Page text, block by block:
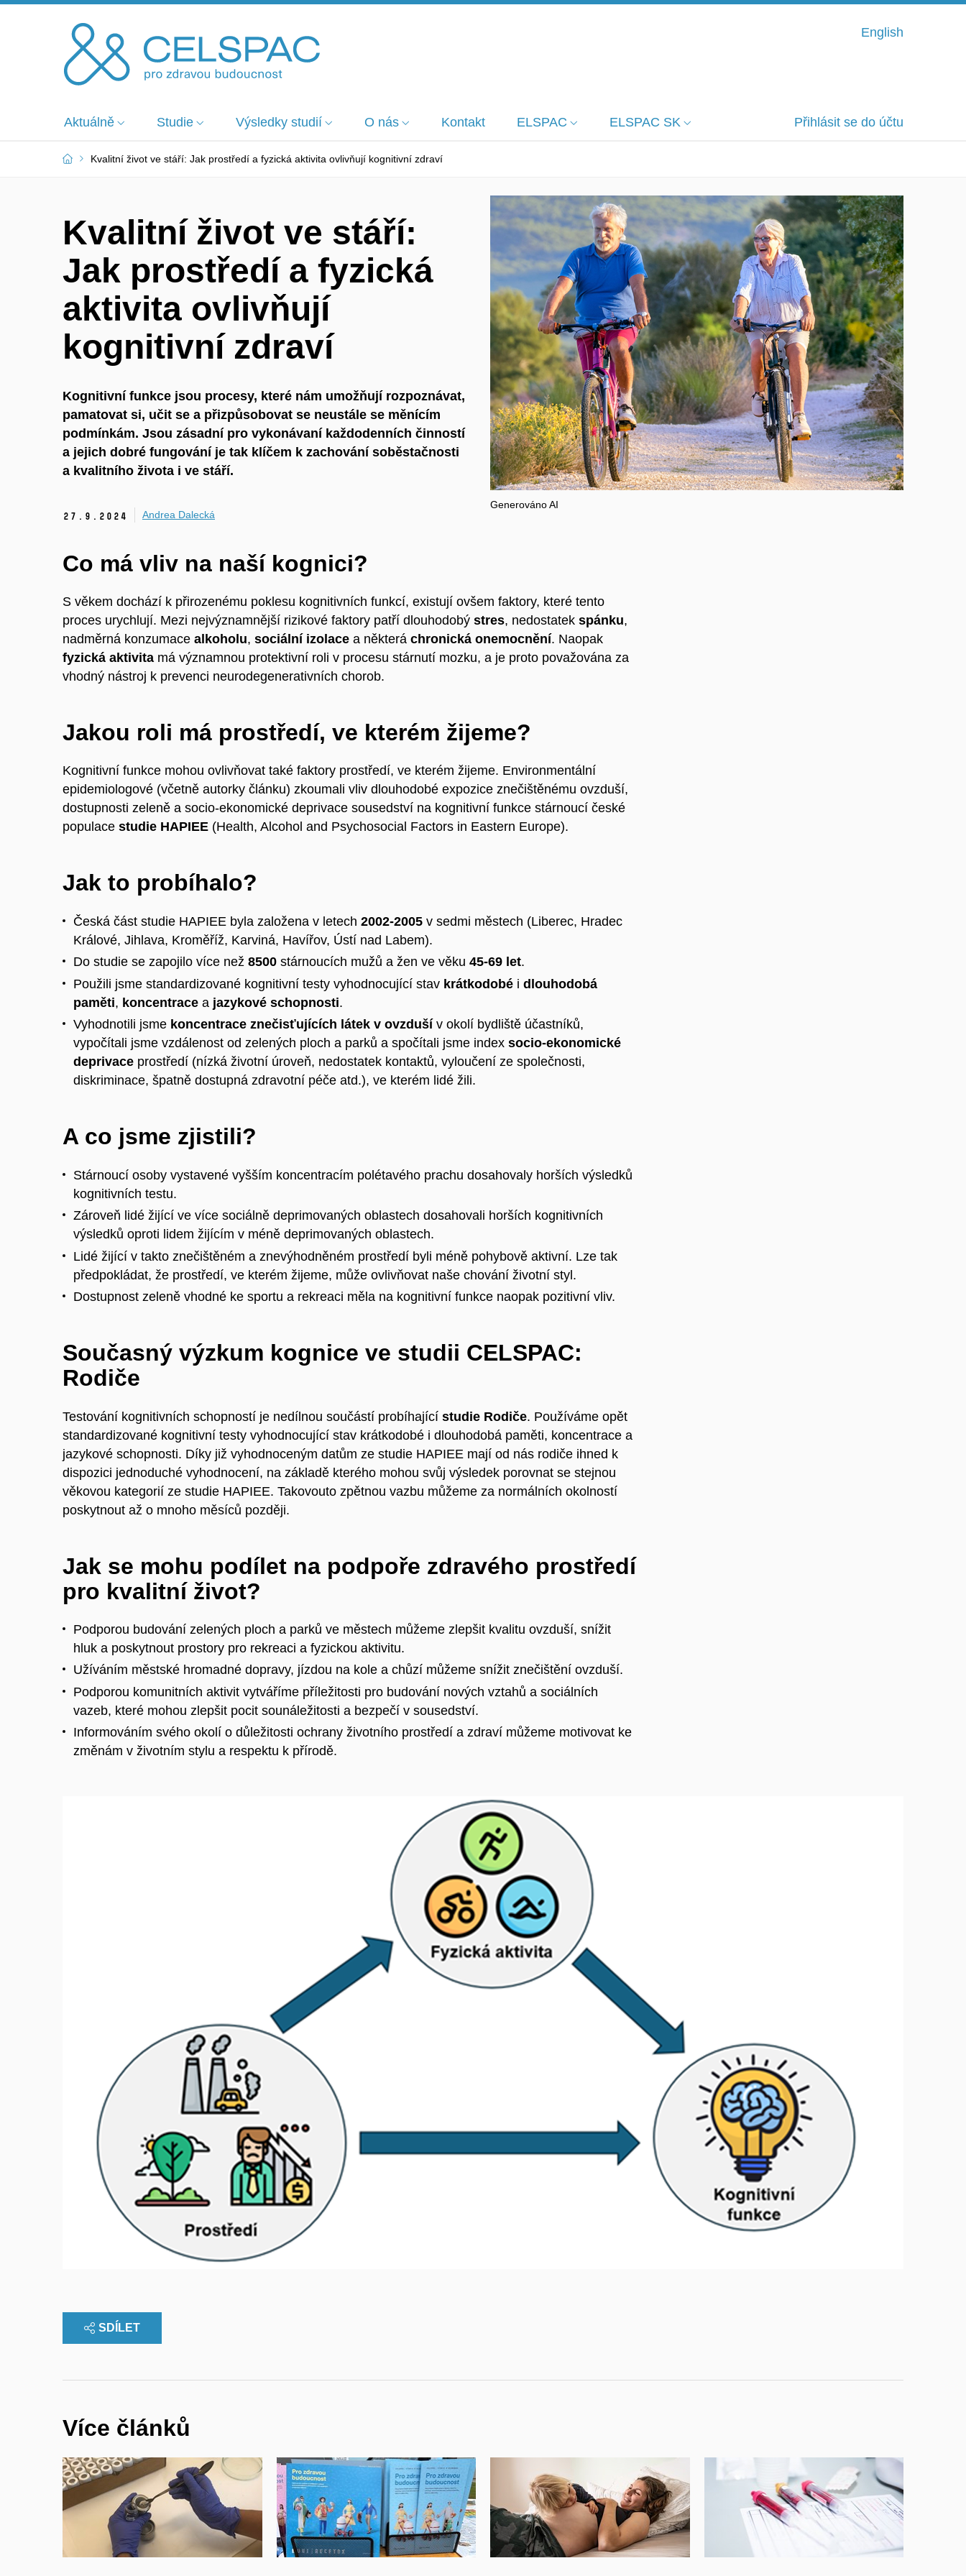
English
Aktuálně Studie Výsledky studií O nás Kontakt ELSPAC ELSPAC SK Přihlásit se do účtu
Kvalitní život ve stáří: Jak prostředí a fyzická aktivita ovlivňují kognitivní zdraví
Kvalitní život ve stáří:
Jak prostředí a fyzická
aktivita ovlivňují
kognitivní zdraví
Kognitivní funkce jsou procesy, které nám umožňují rozpoznávat,
pamatovat si, učit se a přizpůsobovat se neustále se měnícím
podmínkám. Jsou zásadní pro vykonávaní každodenních činností
a jejich dobré fungování je tak klíčem k zachování soběstačnosti
a kvalitního života i ve stáří.
27. 9. 2024 Andrea Dalecká
Generováno AI
Co má vliv na naší kognici?
S věkem dochází k přirozenému poklesu kognitivních funkcí, existují ovšem faktory, které tento
proces urychlují. Mezi nejvýznamnější rizikové faktory patří dlouhodobý stres, nedostatek spánku,
nadměrná konzumace alkoholu, sociální izolace a některá chronická onemocnění. Naopak
fyzická aktivita má významnou protektivní roli v procesu stárnutí mozku, a je proto považována za
vhodný nástroj k prevenci neurodegenerativních chorob.
Jakou roli má prostředí, ve kterém žijeme?
Kognitivní funkce mohou ovlivňovat také faktory prostředí, ve kterém žijeme. Environmentální
epidemiologové (včetně autorky článku) zkoumali vliv dlouhodobé expozice znečištěnému ovzduší,
dostupnosti zeleně a socio-ekonomické deprivace sousedství na kognitivní funkce stárnoucí české
populace studie HAPIEE (Health, Alcohol and Psychosocial Factors in Eastern Europe).
Jak to probíhalo?
Česká část studie HAPIEE byla založena v letech 2002-2005 v sedmi městech (Liberec, Hradec
Králové, Jihlava, Kroměříž, Karviná, Havířov, Ústí nad Labem).
Do studie se zapojilo více než 8500 stárnoucích mužů a žen ve věku 45-69 let.
Použili jsme standardizované kognitivní testy vyhodnocující stav krátkodobé i dlouhodobá
paměti, koncentrace a jazykové schopnosti.
Vyhodnotili jsme koncentrace znečisťujících látek v ovzduší v okolí bydliště účastníků,
vypočítali jsme vzdálenost od zelených ploch a parků a spočítali jsme index socio-ekonomické
deprivace prostředí (nízká životní úroveň, nedostatek kontaktů, vyloučení ze společnosti,
diskriminace, špatně dostupná zdravotní péče atd.), ve kterém lidé žili.
A co jsme zjistili?
Stárnoucí osoby vystavené vyšším koncentracím polétavého prachu dosahovaly horších výsledků
kognitivních testu.
Zároveň lidé žijící ve více sociálně deprimovaných oblastech dosahovali horších kognitivních
výsledků oproti lidem žijícím v méně deprimovaných oblastech.
Lidé žijící v takto znečištěném a znevýhodněném prostředí byli méně pohybově aktivní. Lze tak
předpokládat, že prostředí, ve kterém žijeme, může ovlivňovat naše chování životní styl.
Dostupnost zeleně vhodné ke sportu a rekreaci měla na kognitivní funkce naopak pozitivní vliv.
Současný výzkum kognice ve studii CELSPAC:
Rodiče
Testování kognitivních schopností je nedílnou součástí probíhající studie Rodiče. Používáme opět
standardizované kognitivní testy vyhodnocující stav krátkodobé i dlouhodobá paměti, koncentrace a
jazykové schopnosti. Díky již vyhodnoceným datům ze studie HAPIEE mají od nás rodiče ihned k
dispozici jednoduché vyhodnocení, na základě kterého mohou svůj výsledek porovnat se stejnou
věkovou kategorií ze studie HAPIEE. Takovouto zpětnou vazbu můžeme za normálních okolností
poskytnout až o mnoho měsíců později.
Jak se mohu podílet na podpoře zdravého prostředí
pro kvalitní život?
Podporou budování zelených ploch a parků ve městech můžeme zlepšit kvalitu ovzduší, snížit
hluk a poskytnout prostory pro rekreaci a fyzickou aktivitu.
Užíváním městské hromadné dopravy, jízdou na kole a chůzí můžeme snížit znečištění ovzduší.
Podporou komunitních aktivit vytváříme příležitosti pro budování nových vztahů a sociálních
vazeb, které mohou zlepšit pocit sounáležitosti a bezpečí v sousedství.
Informováním svého okolí o důležitosti ochrany životního prostředí a zdraví můžeme motivovat ke
změnám v životním stylu a respektu k přírodě.
SDÍLET
Více článků